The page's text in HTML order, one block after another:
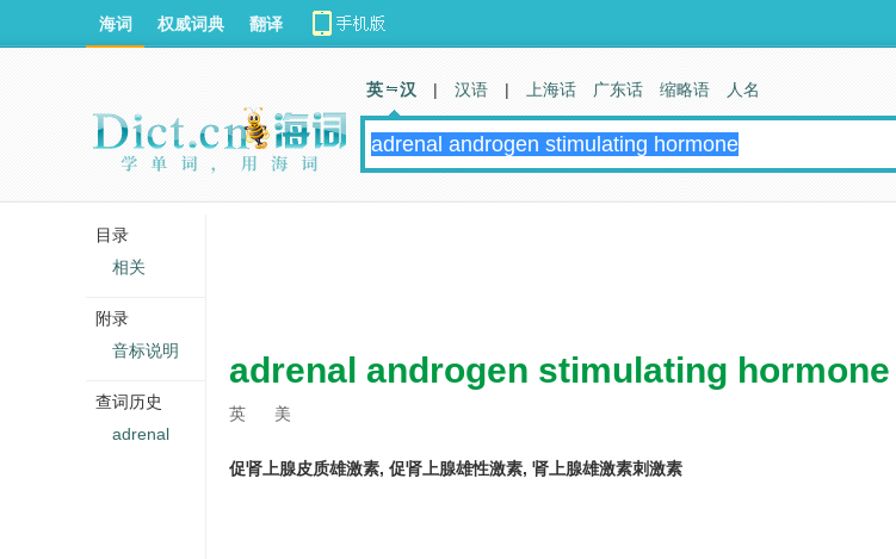
adrenal androgen stimulating hormone
英 美
促肾上腺皮质雄激素, 促肾上腺雄性激素, 肾上腺雄激素刺激素
海词 权威词典 翻译
英 汉 | 汉语 | 上海话 广东话 缩略语 人名
目录
相关
附录
音标说明
查词历史
adrenal